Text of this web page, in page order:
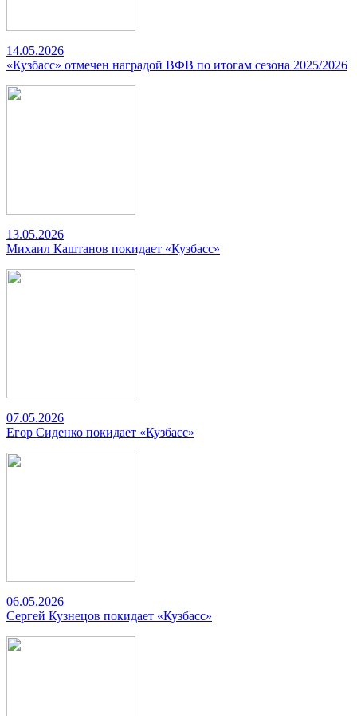
14.05.2026
«Кузбасс» отмечен наградой ВФВ по итогам сезона 2025/2026
13.05.2026
Михаил Каштанов покидает «Кузбасс»
07.05.2026
Егор Сиденко покидает «Кузбасс»
06.05.2026
Сергей Кузнецов покидает «Кузбасс»